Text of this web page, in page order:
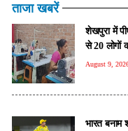
ताजा खबरें
शेखपुरा में
से 20 लोगों
August 9,
भारत बनाम